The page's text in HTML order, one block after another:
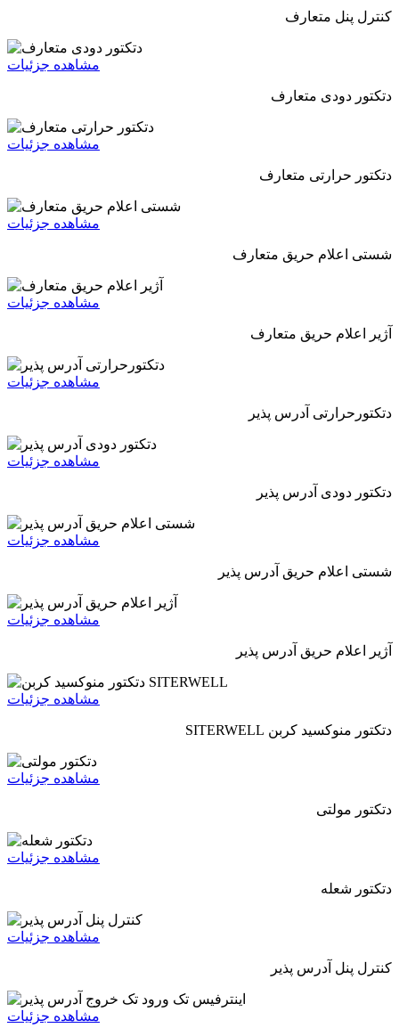
کنترل پنل متعارف
مشاهده جزئیات
دتکتور دودی متعارف
مشاهده جزئیات
دتکتور حرارتی متعارف
مشاهده جزئیات
شستی اعلام حریق متعارف
مشاهده جزئیات
آژیر اعلام حریق متعارف
مشاهده جزئیات
دتکتورحرارتی آدرس پذیر
مشاهده جزئیات
دتکتور دودی آدرس پذیر
مشاهده جزئیات
شستی اعلام حریق آدرس پذیر
مشاهده جزئیات
آژیر اعلام حریق آدرس پذیر
مشاهده جزئیات
دتکتور منوکسید کربن SITERWELL
مشاهده جزئیات
دتکتور مولتی
مشاهده جزئیات
دتکتور شعله
مشاهده جزئیات
کنترل پنل آدرس پذیر
مشاهده جزئیات